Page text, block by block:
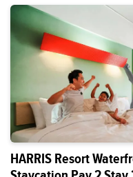
HARRIS Resort